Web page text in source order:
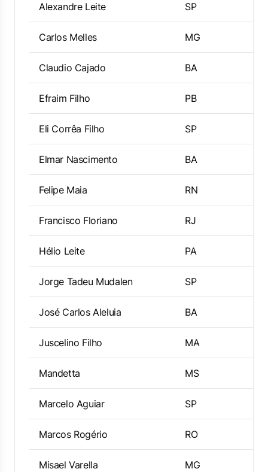
Alexandre Leite SP
Carlos Melles MG
Claudio Cajado BA
Efraim Filho PB
Eli Corrêa Filho SP
Elmar Nascimento BA
Felipe Maia RN
Francisco Floriano RJ
Hélio Leite PA
Jorge Tadeu Mudalen SP
José Carlos Aleluia BA
Juscelino Filho MA
Mandetta MS
Marcelo Aguiar SP
Marcos Rogério RO
Misael Varella MG